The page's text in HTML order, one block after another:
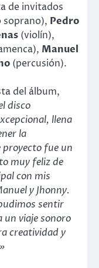
de invitados
soprano), Pedro
(violín),
Manuel
(percusión).
del álbum,
disco
llena
la
fue un
muy feliz de
con mis
y Jhonny.
sentir
un viaje sonoro
creatividad y